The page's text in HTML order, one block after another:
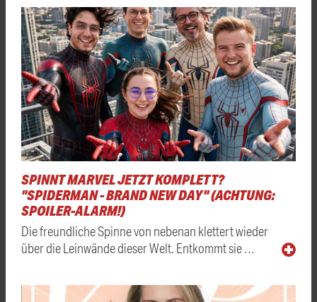
SPINNT MARVEL JETZT KOMPLETT?
"SPIDERMAN - BRAND NEW DAY" (ACHTUNG:
SPOILER-ALARM!)
Die freundliche Spinne von nebenan klettert wieder
über die Leinwände dieser Welt. Entkommt sie …